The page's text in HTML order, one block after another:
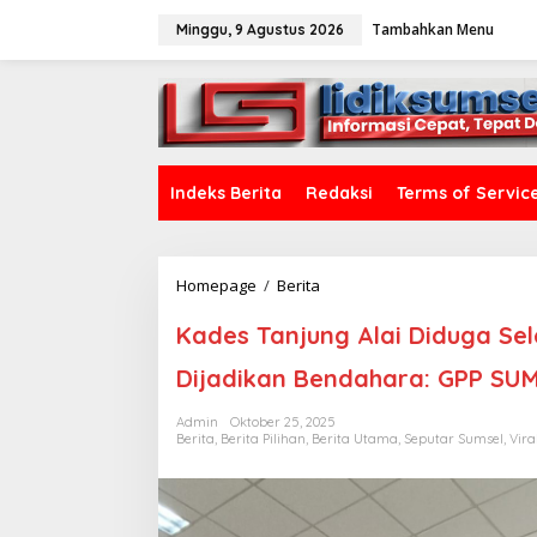
Minggu, 9 Agustus 2026 Tambahkan Menu
Indeks Berita Redaksi Terms of
Homepage / Berita
d
e
s
T
a
n
u
g
Kades Tanjung Alai Diduga
Dijadikan Bendahara: GPP
Admin
Oktober 25, 2025
Berita, Berita Pilihan, Berita Utama, Seputar Sumsel, Viral